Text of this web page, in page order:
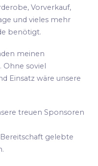
Vorverkauf,
und vieles mehr
benötigt.
meinen
Ohne soviel
Einsatz wäre unsere
treuen Sponsoren
gelebte